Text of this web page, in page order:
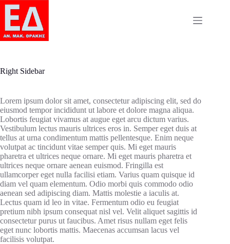
Skip
content
Right Sidebar
Lorem ipsum dolor sit amet, consectetur adipiscing elit, sed do
eiusmod tempor incididunt ut labore et dolore magna aliqua.
Lobortis feugiat vivamus at augue eget arcu dictum varius.
Vestibulum lectus mauris ultrices eros in. Semper eget duis at
tellus at urna condimentum mattis pellentesque. Enim neque
volutpat ac tincidunt vitae semper quis. Mi eget mauris
pharetra et ultrices neque ornare. Mi eget mauris pharetra et
ultrices neque ornare aenean euismod. Fringilla est
ullamcorper eget nulla facilisi etiam. Varius quam quisque id
diam vel quam elementum. Odio morbi quis commodo odio
aenean sed adipiscing diam. Mattis molestie a iaculis at.
Lectus quam id leo in vitae. Fermentum odio eu feugiat
pretium nibh ipsum consequat nisl vel. Velit aliquet sagittis id
consectetur purus ut faucibus. Amet risus nullam eget felis
eget nunc lobortis mattis. Maecenas accumsan lacus vel
facilisis volutpat.